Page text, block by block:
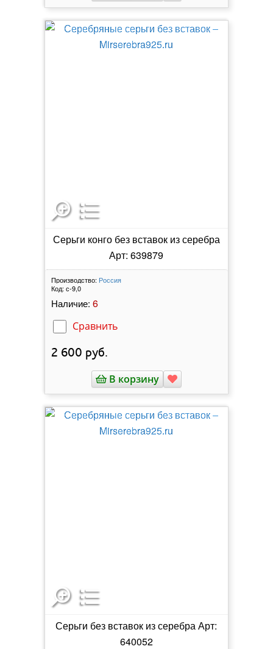
Серьги конго без вставок из серебра
Арт: 639879
Производство: Россия
Код: с-9,0
Наличие: 6
Сравнить
2 600 руб.
В корзину
Серьги без вставок из серебра Арт:
640052